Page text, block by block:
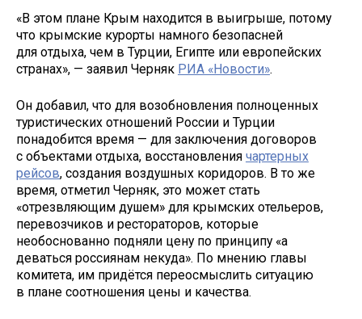
«В этом плане Крым находится в выигрыше, потому
что крымские курорты намного безопасней
для отдыха, чем в Турции, Египте или европейских
странах», — заявил Черняк РИА «Новости».
Он добавил, что для возобновления полноценных
туристических отношений России и Турции
понадобится время — для заключения договоров
с объектами отдыха, восстановления чартерных
рейсов, создания воздушных коридоров. В то же
время, отметил Черняк, это может стать
«отрезвляющим душем» для крымских отельеров,
перевозчиков и рестораторов, которые
необоснованно подняли цену по принципу «а
деваться россиянам некуда». По мнению главы
комитета, им придётся переосмыслить ситуацию
в плане соотношения цены и качества.